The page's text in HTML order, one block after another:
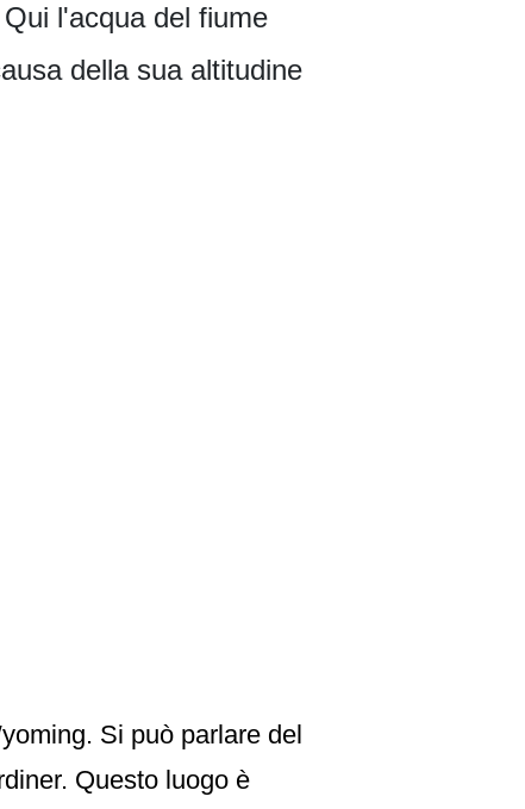
l'acqua del fiume
della sua altitudine
Si può parlare del
Questo luogo è